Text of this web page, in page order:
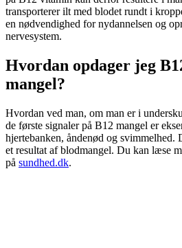
transporterer ilt med blodet rundt i
en nødvendighed for nydannelsen og
nervesystem.
Hvordan opdager jeg
mangel?
Hvordan ved man, om man er i
de første signaler på B12 mangel er
hjertebanken, åndenød og svimmelhed.
et resultat af blodmangel. Du kan læse
på sundhed.dk.